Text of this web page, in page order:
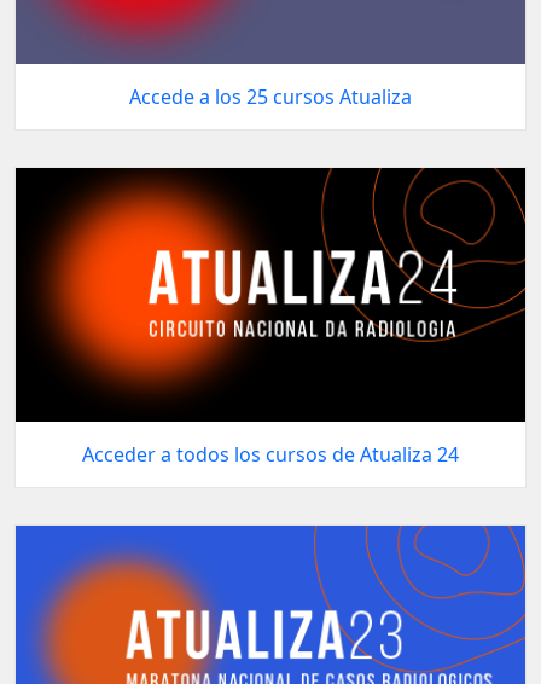
Accede a los 25 cursos Atualiza
Acceder a todos los cursos de Atualiza 24